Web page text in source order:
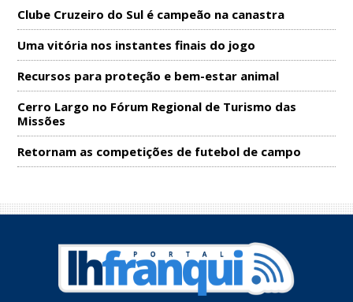
Clube Cruzeiro do Sul é campeão na canastra
Uma vitória nos instantes finais do jogo
Recursos para proteção e bem-estar animal
Cerro Largo no Fórum Regional de Turismo das
Missões
Retornam as competições de futebol de campo